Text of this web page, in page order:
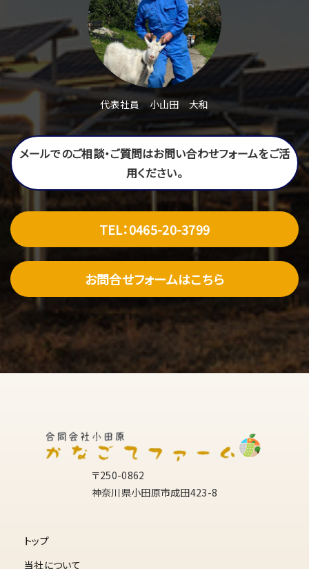
人の生命、身体または財産の保護のために必要がある場合で
あって、お客様の同意を得ることが困難であるとき。
個人情報の管理
お客様の個人情報は、弊社が適切な管理を行なうとともに、漏
洩、滅失、毀損の防止のために最大限の注意を払っております。
尚、弊社ではお客様によりよいサービスを提供するため、個人情
報を適切に取り扱っていると認められる外部の委託先に、個人
情報の取り扱いの一部を委託しています。委託先は、委託業務
合、 弊社は、委託先との間で個人情報の取り扱いについて適切
従業員の監督方法
個人情報保護の重要性について、適時または定期的に適切な
教育を行っております。また、弊社が個人情報を管理する際は、
管理責任者を置き、適切な管理を行うとともに、外部への流出
防止に努めます。さらに、外部からの不正アクセス、改ざん等の
危険に対しては、適切かつ合理的な範囲の安全対策を実施し、
リンク先
て行われます。
代表社員 小山田 大和
メールでのご相談・ご質問はお問い合わせフォームをご活
用ください。
TEL：0465-20-3799
お問合せフォームはこちら
〒250-0862
神奈川県小田原市成田423-8
トップ
当社について